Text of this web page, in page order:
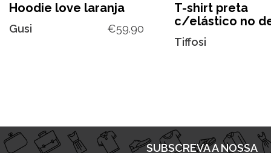
Hoodie love laranja
Gusi €59.90
T-shirt preta
c/elástico no
Tiffosi
SUBSCREVA A NOSSA